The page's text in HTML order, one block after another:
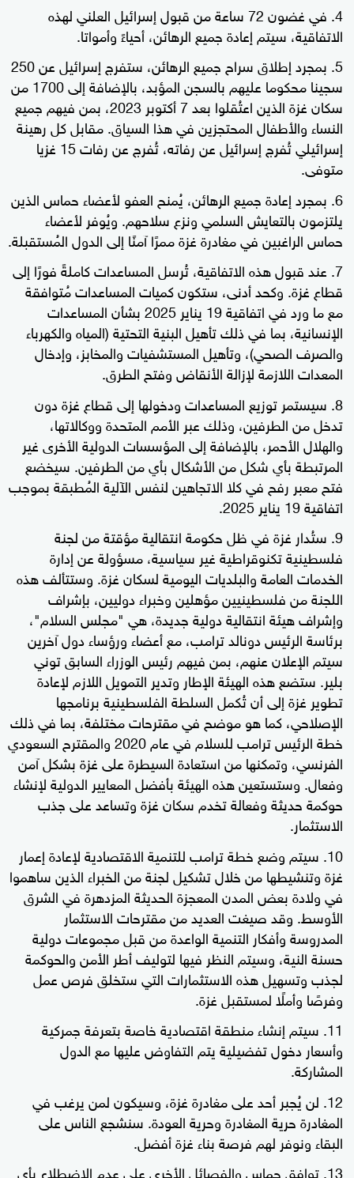
في غضون 72 ساعة من قبول إسرائيل العلني لهذه
الاتفاقية، سيتم إعادة جميع الرهائن، أحياءً وأمواتا.
بمجرد إطلاق سراح جميع الرهائن، ستفرج إسرائيل عن 250
سجينا محكوما عليهم بالسجن المؤبد، بالإضافة إلى 1700 من
سكان غزة الذين اعتُقلوا بعد 7 أكتوبر 2023، بمن فيهم جميع
النساء والأطفال المحتجزين في هذا السياق. مقابل كل رهينة
إسرائيلي تُفرج إسرائيل عن رفاته، تُفرج عن رفات 15 غزيا
متوفى.
بمجرد إعادة جميع الرهائن، يُمنح العفو لأعضاء حماس الذين
يلتزمون بالتعايش السلمي ونزع سلاحهم. ويُوفر لأعضاء
حماس الراغبين في مغادرة غزة ممرًا آمنًا إلى الدول المُستقبلة.
عند قبول هذه الاتفاقية، تُرسل المساعدات كاملةً فورًا إلى
قطاع غزة. وكحد أدنى، ستكون كميات المساعدات مُتوافقة
مع ما ورد في اتفاقية 19 يناير 2025 بشأن المساعدات
الإنسانية، بما في ذلك تأهيل البنية التحتية (المياه والكهرباء
والصرف الصحي)، وتأهيل المستشفيات والمخابز، وإدخال
المعدات اللازمة لإزالة الأنقاض وفتح الطرق.
سيستمر توزيع المساعدات ودخولها إلى قطاع غزة دون
تدخل من الطرفين، وذلك عبر الأمم المتحدة ووكالاتها،
والهلال الأحمر، بالإضافة إلى المؤسسات الدولية الأخرى غير
المرتبطة بأي شكل من الأشكال بأي من الطرفين. سيخضع
فتح معبر رفح في كلا الاتجاهين لنفس الآلية المُطبقة بموجب
اتفاقية 19 يناير 2025.
ستُدار غزة في ظل حكومة انتقالية مؤقتة من لجنة
فلسطينية تكنوقراطية غير سياسية، مسؤولة عن إدارة
الخدمات العامة والبلديات اليومية لسكان غزة. وستتألف هذه
اللجنة من فلسطينيين مؤهلين وخبراء دوليين، بإشراف
وإشراف هيئة انتقالية دولية جديدة، هي "مجلس السلام"،
برئاسة الرئيس دونالد ترامب، مع أعضاء ورؤساء دول آخرين
سيتم الإعلان عنهم، بمن فيهم رئيس الوزراء السابق توني
بلير. ستضع هذه الهيئة الإطار وتدير التمويل اللازم لإعادة
تطوير غزة إلى أن تُكمل السلطة الفلسطينية برنامجها
الإصلاحي، كما هو موضح في مقترحات مختلفة، بما في ذلك
خطة الرئيس ترامب للسلام في عام 2020 والمقترح السعودي
الفرنسي، وتمكنها من استعادة السيطرة على غزة بشكل آمن
وفعال. وستستعين هذه الهيئة بأفضل المعايير الدولية لإنشاء
حوكمة حديثة وفعالة تخدم سكان غزة وتساعد على جذب
الاستثمار.
سيتم وضع خطة ترامب للتنمية الاقتصادية لإعادة إعمار
غزة وتنشيطها من خلال تشكيل لجنة من الخبراء الذين ساهموا
في ولادة بعض المدن المعجزة الحديثة المزدهرة في الشرق
الأوسط. وقد صيغت العديد من مقترحات الاستثمار
المدروسة وأفكار التنمية الواعدة من قبل مجموعات دولية
حسنة النية، وسيتم النظر فيها لتوليف أطر الأمن والحوكمة
لجذب وتسهيل هذه الاستثمارات التي ستخلق فرص عمل
وفرصًا وأملًا لمستقبل غزة.
سيتم إنشاء منطقة اقتصادية خاصة بتعرفة جمركية
وأسعار دخول تفضيلية يتم التفاوض عليها مع الدول
المشاركة.
لن يُجبر أحد على مغادرة غزة، وسيكون لمن يرغب في
المغادرة حرية المغادرة وحرية العودة. سنشجع الناس على
البقاء ونوفر لهم فرصة بناء غزة أفضل.
توافق حماس والفصائل الأخرى على عدم الاضطلاع بأي